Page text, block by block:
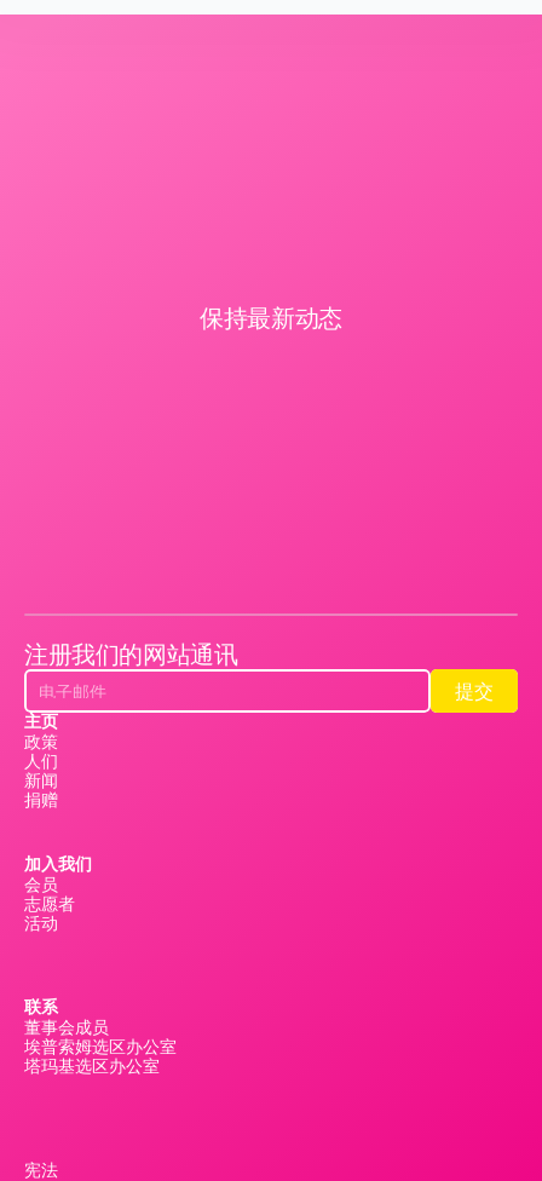
保持最新动态
注册我们的网站通讯
提交
提交
主页
政策
人们
新闻
捐赠
加入我们
会员
志愿者
活动
联系
董事会成员
埃普索姆选区办公室
塔玛基选区办公室
宪法